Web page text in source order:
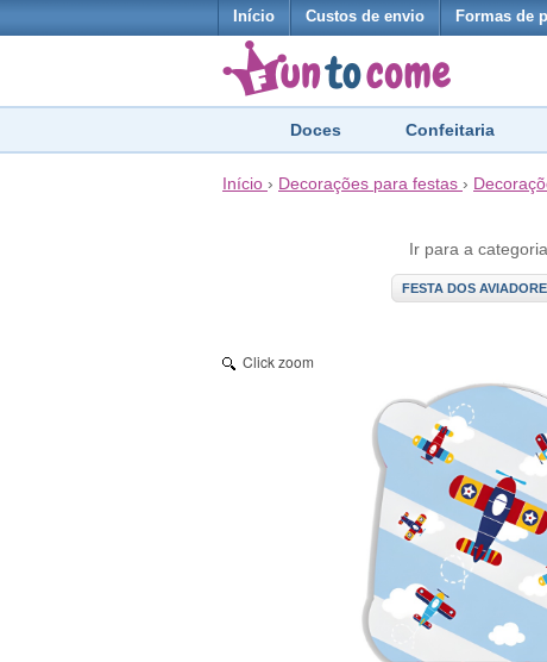
Início Custos de envio Formas de
Doces Confeitaria
Início › Decorações para festas ›
Ir para a categoria
FESTA DOS
Click zoom